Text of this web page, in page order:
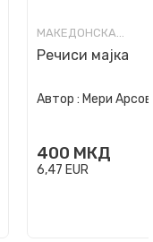
МАКЕДОНСКА КНИЖЕВНОСТ
Речиси мајка
Автор : Мери
400 МКД
6,47 EUR